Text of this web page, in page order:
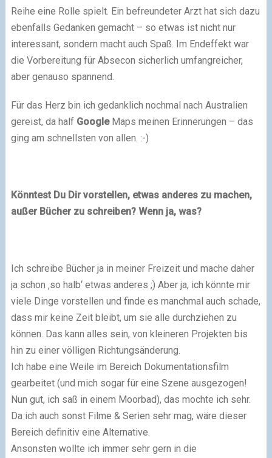
Reihe eine Rolle spielt. Ein befreundeter Arzt hat sich dazu
ebenfalls Gedanken gemacht – so etwas ist nicht nur
interessant, sondern macht auch Spaß. Im Endeffekt war
die Vorbereitung für Absecon sicherlich umfangreicher,
aber genauso spannend.
Für das Herz bin ich gedanklich nochmal nach Australien
gereist, da half GoogleMaps meinen Erinnerungen – das
ging am schnellsten von allen. :-)
Könntest Du Dir vorstellen, etwas anderes zu machen,
außer Bücher zu schreiben? Wenn ja, was?
Ich schreibe Bücher ja in meiner Freizeit und mache daher
ja schon ‚so halb‘ etwas anderes ;) Aber ja, ich könnte mir
viele Dinge vorstellen und finde es manchmal auch schade,
dass mir keine Zeit bleibt, um sie alle durchziehen zu
können. Das kann alles sein, von kleineren Projekten bis
hin zu einer völligen Richtungsänderung.
Ich habe eine Weile im Bereich Dokumentationsfilm
gearbeitet (und mich sogar für eine Szene ausgezogen!
Nun gut, ich saß in einem Moorbad), das mochte ich sehr.
Da ich auch sonst Filme & Serien sehr mag, wäre dieser
Bereich definitiv eine Alternative.
Ansonsten wollte ich immer sehr gern in die